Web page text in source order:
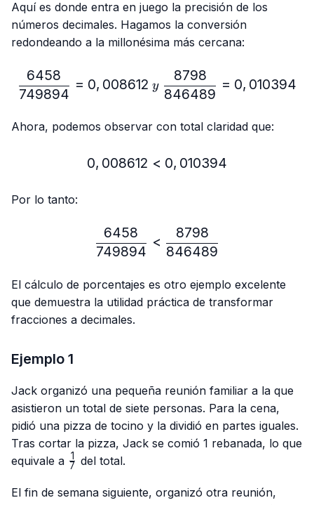
Aquí es donde entra en juego la precisión de los
números decimales. Hagamos la conversión
redondeando a la millonésima más cercana:
749894
6458
= 0, 008612 y 846489
8798
= 0, 010394
Ahora, podemos observar con total claridad que:
0,008612 < 0,010394
0, 008612 < 0, 010394
Por lo tanto:
\frac{6458}{749894} <
749894
6458
<
846489
8798
El cálculo de porcentajes es otro ejemplo excelente
que demuestra la utilidad práctica de transformar
fracciones a decimales.
Ejemplo 1
Jack organizó una pequeña reunión familiar a la que
asistieron un total de siete personas. Para la cena,
pidió una pizza de tocino y la dividió en partes iguales.
Tras cortar la pizza, Jack se comió 1 rebanada, lo que
equivale a \frac{1}
7
1 del total.
El fin de semana siguiente, organizó otra reunión,